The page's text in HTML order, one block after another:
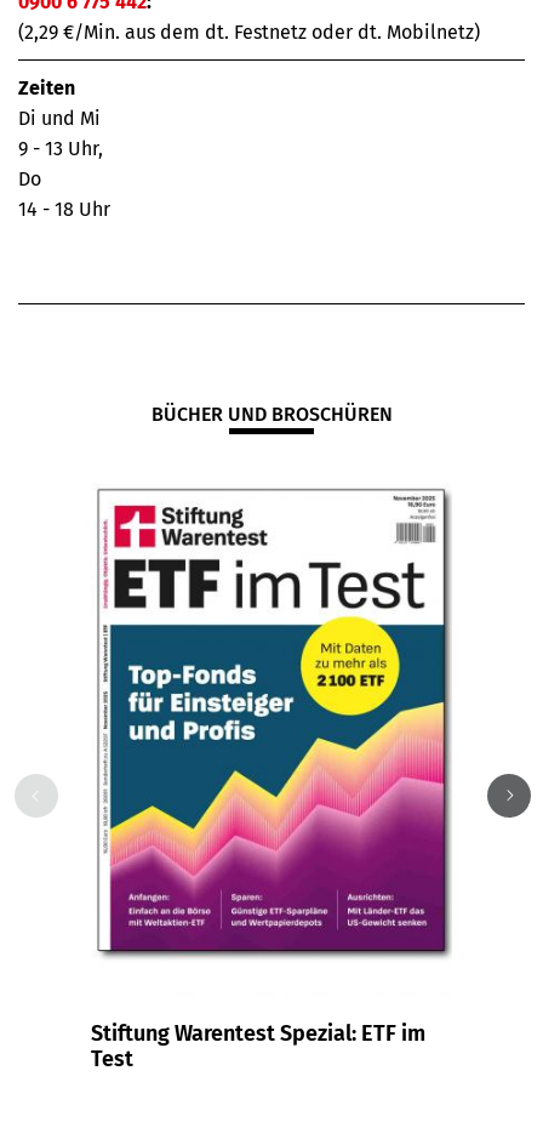
(2,29 €/Min. aus dem dt. Festnetz oder dt. Mobilnetz)
Zeiten
Di und Mi
9 - 13 Uhr,
Do
14 - 18 Uhr
BÜCHER UND BROSCHÜREN
Stiftung Warentest Spezial: ETF im
Test